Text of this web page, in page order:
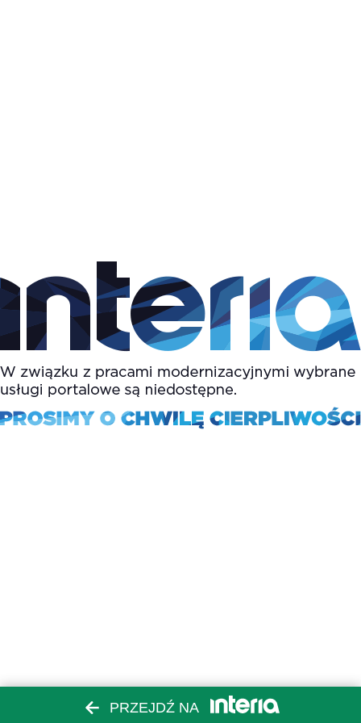
PRZEJDŹ NA